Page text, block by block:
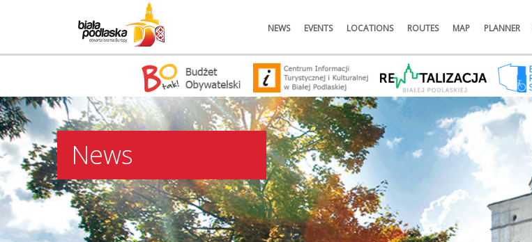
NEWS EVENTS LOCATIONS ROUTES MAP PLANNER
News